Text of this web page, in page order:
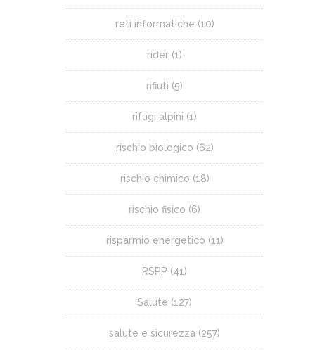
reti informatiche (10)
rider (1)
rifiuti (5)
rifugi alpini (1)
rischio biologico (62)
rischio chimico (18)
rischio fisico (6)
risparmio energetico (11)
RSPP (41)
Salute (127)
salute e sicurezza (257)